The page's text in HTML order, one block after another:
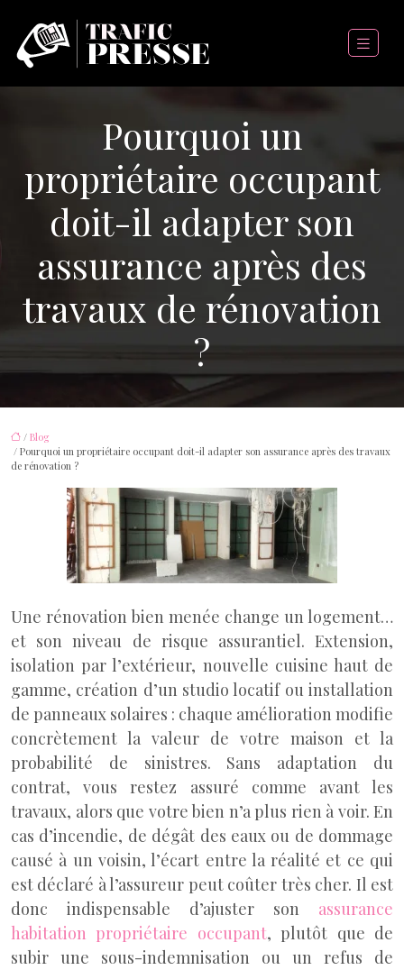
Pourquoi un
propriétaire occupant
doit-il adapter son
assurance après des
travaux de rénovation
?
/ Blog
/ Pourquoi un propriétaire occupant doit-il adapter son assurance après des travaux
de rénovation ?
Une rénovation bien menée change un logement…
et son niveau de risque assurantiel. Extension,
isolation par l’extérieur, nouvelle cuisine haut de
gamme, création d’un studio locatif ou installation
de panneaux solaires : chaque amélioration modifie
concrètement la valeur de votre maison et la
probabilité de sinistres. Sans adaptation du
contrat, vous restez assuré comme avant les
travaux, alors que votre bien n’a plus rien à voir. En
cas d’incendie, de dégât des eaux ou de dommage
causé à un voisin, l’écart entre la réalité et ce qui
est déclaré à l’assureur peut coûter très cher. Il est
donc indispensable d’ajuster son assurance
habitation propriétaire occupant, plutôt que de
subir une sous-indemnisation ou un refus de